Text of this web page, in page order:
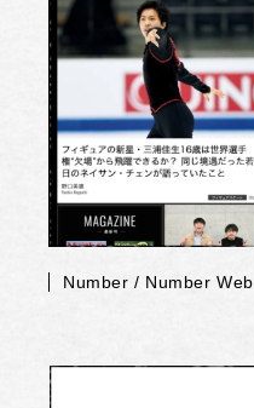
Number / Number Web